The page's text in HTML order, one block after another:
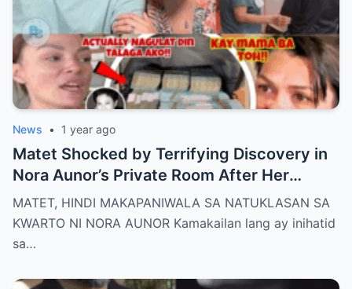
News • 1 year ago
Matet Shocked by Terrifying Discovery in
Nora Aunor’s Private Room After Her
De@th – The Whole Family Stunned by the
Unthinkable!
MATET, HINDI MAKAPANIWALA SA NATUKLASAN SA
KWARTO NI NORA AUNOR Kamakailan lang ay inihatid
sa…